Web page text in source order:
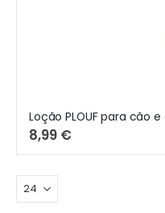
8,99 €